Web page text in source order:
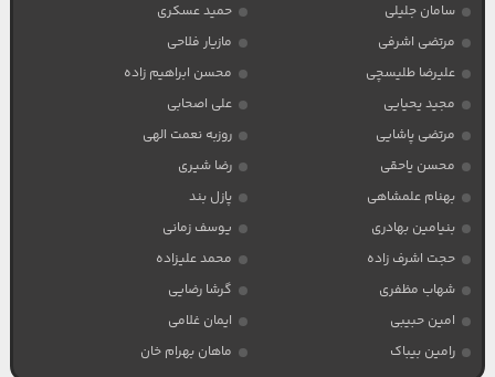
سامان جلیلی
حمید عسکری
مرتضی اشرفی
مازیار فلاحی
علیرضا طلیسچی
محسن ابراهیم زاده
مجید یحیایی
علی اصحابی
مرتضی پاشایی
روزبه نعمت الهی
محسن یاحقی
رضا شیری
بهنام علمشاهی
پازل بند
بنیامین بهادری
یوسف زمانی
حجت اشرف زاده
محمد علیزاده
شهاب مظفری
گرشا رضایی
امین حبیبی
ایمان غلامی
رامین بیباک
ماهان بهرام خان